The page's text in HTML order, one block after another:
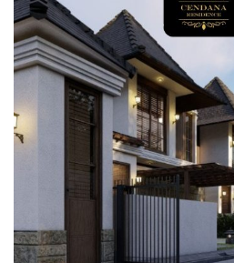
c
h
f
o
: